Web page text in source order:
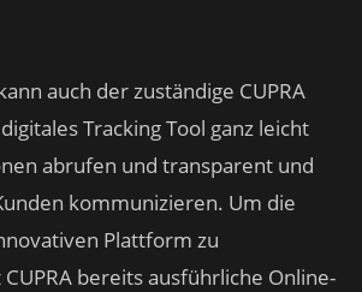
auch der zuständige CUPRA
Tracking Tool ganz leicht
abrufen und transparent und
kommunizieren. Um die
Plattform zu
bereits ausführliche Online-